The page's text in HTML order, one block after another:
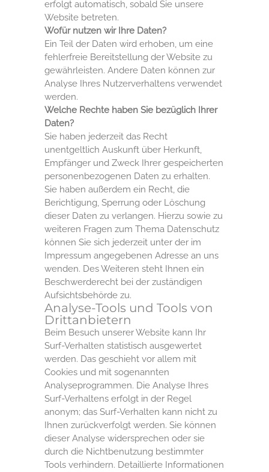
erfolgt automatisch, sobald Sie unsere
Website betreten.
Wofür nutzen wir Ihre Daten?
Ein Teil der Daten wird erhoben, um eine
fehlerfreie Bereitstellung der Website zu
gewährleisten. Andere Daten können zur
Analyse Ihres Nutzerverhaltens verwendet
werden.
Welche Rechte haben Sie bezüglich Ihrer
Daten?
Sie haben jederzeit das Recht
unentgeltlich Auskunft über Herkunft,
Empfänger und Zweck Ihrer gespeicherten
personenbezogenen Daten zu erhalten.
Sie haben außerdem ein Recht, die
Berichtigung, Sperrung oder Löschung
dieser Daten zu verlangen. Hierzu sowie zu
weiteren Fragen zum Thema Datenschutz
können Sie sich jederzeit unter der im
Impressum angegebenen Adresse an uns
wenden. Des Weiteren steht Ihnen ein
Beschwerderecht bei der zuständigen
Aufsichtsbehörde zu.
Analyse-Tools und Tools von
Drittanbietern
Beim Besuch unserer Website kann Ihr
Surf-Verhalten statistisch ausgewertet
werden. Das geschieht vor allem mit
Cookies und mit sogenannten
Analyseprogrammen. Die Analyse Ihres
Surf-Verhaltens erfolgt in der Regel
anonym; das Surf-Verhalten kann nicht zu
Ihnen zurückverfolgt werden. Sie können
dieser Analyse widersprechen oder sie
durch die Nichtbenutzung bestimmter
Tools verhindern. Detaillierte Informationen